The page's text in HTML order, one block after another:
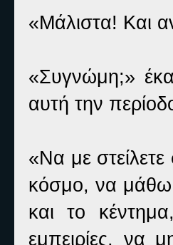
«Μάλιστα! Και
«Συγνώμη;»
αυτή την
«Να με
κόσμο, να μάθω
και το
εμπειρίες, να